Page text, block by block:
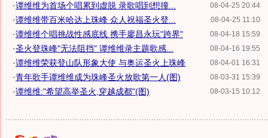
08-04-25 20:44
·谭维维为首场个唱累到虚脱 录歌唱到想撞...
08-04-25 11:10
·谭维维带百米哈达上珠峰 众人祝福圣火登...
08-04-18 15:59
·谭维维个唱挑战性感底线 携手廖昌永玩"跨界"
08-04-16 19:55
·圣火登珠峰"无法阻挡" 谭维维录主题歌感...
08-04-01 16:31
·谭维维荣获登山队形象大使 与奥运圣火上珠峰
08-03-31 15:39
·青年歌手谭维维成为珠峰圣火放歌第一人(图)
08-03-15 10:12
·谭维维:"希望高举圣火,穿越成都"(图)